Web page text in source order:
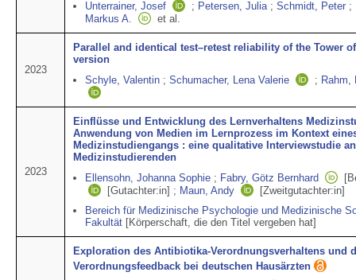
Unterrainer, Josef
; Petersen, Julia ; Schmidt, Peter ;
Markus A.
et al.
2023
Parallel and identical test–retest reliability of the Tower
version
Schyle, Valentin ; Schumacher, Lena Valerie ; Rahm,
2023
Einflüsse und Entwicklung des Lernverhaltens
Anwendung von Medien im Lernprozess im Kontext
Medizinstudiengangs : eine qualitative Interviewstudie
Medizinstudierenden
Ellensohn, Johanna Sophie ; Fabry, Götz Bernhard
[Gutachter:in] ; Maun, Andy
[Zweitgutachter:in]
Bereich für Medizinische Psychologie und Medizinische
Fakultät [Körperschaft, die den Titel vergeben hat]
Exploration des Antibiotika-Verordnungsverhaltens und
Verordnungsfeedback bei deutschen Hausärzten